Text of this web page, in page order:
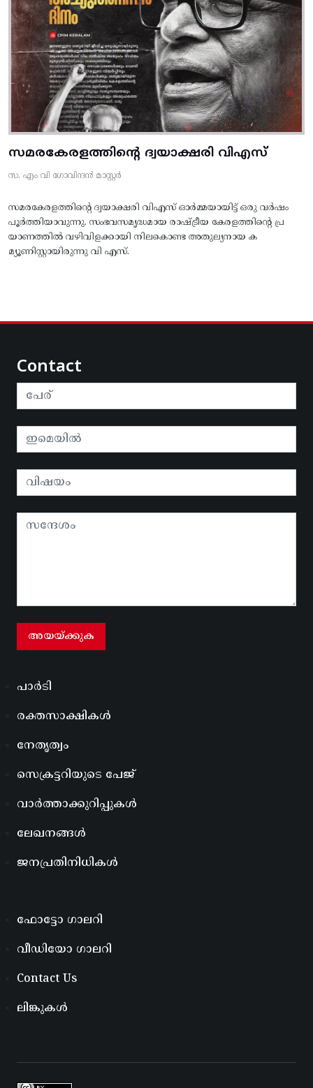
സമരകേരളത്തിൻ്റെ ദ്വയാക്ഷരി വിഎസ്
സ. എം വി ഗോവിന്ദൻ മാസ്റ്റർ
സമരകേരളത്തിൻ്റെ ദ്വയാക്ഷരി വിഎസ് ഓർമ്മയായിട്ട് ഒരു വർഷം
പൂർത്തിയാവുന്നു. സംഭവസമൃദ്ധമായ രാഷ്ട്രീയ കേരളത്തിന്റെ പ്ര
യാണത്തിൽ വഴിവിളക്കായി നിലകൊണ്ട അതുല്യനായ ക
മ്യൂണിസ്റ്റായിരുന്നു വി എസ്.
Contact
പാർടി
രക്തസാക്ഷികൾ
നേതൃത്വം
സെക്രട്ടറിയുടെ പേജ്
വാർത്താക്കുറിപ്പുകൾ
ലേഖനങ്ങൾ
ജനപ്രതിനിധികൾ
ഫോട്ടോ ഗാലറി
വീഡിയോ ഗാലറി
Contact Us
ലിങ്കുകൾ